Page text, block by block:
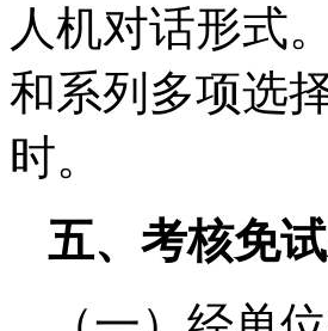
人机对话形式
和系列多项选
时。
五、考核免